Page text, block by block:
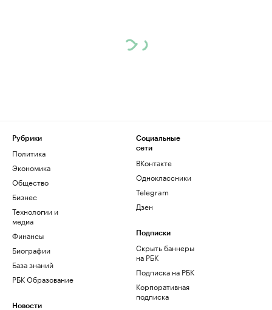
Рубрики
Политика
Экономика
Общество
Бизнес
Технологии и
медиа
Финансы
Биографии
База знаний
РБК Образование
Новости
Социальные
сети
ВКонтакте
Одноклассники
Telegram
Дзен
Подписки
Скрыть баннеры
на РБК
Подписка на РБК
Корпоративная
подписка